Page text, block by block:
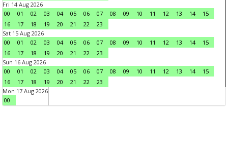
Fri 14 Aug 2026
00
01 02 03 04 05 06 07 08 09 10 11 12 13 14
15
16
17 18 19 20 21 22
23
Sat 15 Aug 2026
00
01 02 03 04 05 06 07 08 09 10 11 12 13 14
15
16
17 18 19 20 21 22
23
Sun 16 Aug 2026
00
01 02 03 04 05 06 07 08 09 10 11 12 13 14
15
16
17 18 19 20 21 22
23
Mon 17 Aug 2026
00